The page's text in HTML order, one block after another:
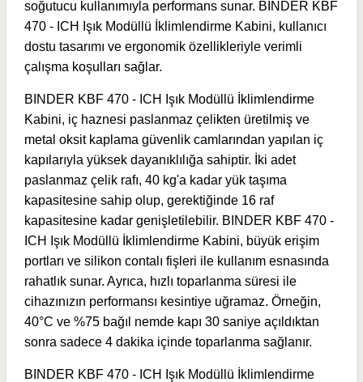
soğutucu kullanımıyla performans sunar. BINDER KBF
470 - ICH Işık Modüllü İklimlendirme Kabini, kullanıcı
dostu tasarımı ve ergonomik özellikleriyle verimli
çalışma koşulları sağlar.
BINDER KBF 470 - ICH Işık Modüllü İklimlendirme
Kabini, iç haznesi paslanmaz çelikten üretilmiş ve
metal oksit kaplama güvenlik camlarından yapılan iç
kapılarıyla yüksek dayanıklılığa sahiptir. İki adet
paslanmaz çelik rafı, 40 kg'a kadar yük taşıma
kapasitesine sahip olup, gerektiğinde 16 raf
kapasitesine kadar genişletilebilir. BINDER KBF 470 -
ICH Işık Modüllü İklimlendirme Kabini, büyük erişim
portları ve silikon contalı fişleri ile kullanım esnasında
rahatlık sunar. Ayrıca, hızlı toparlanma süresi ile
cihazınızın performansı kesintiye uğramaz. Örneğin,
40°C ve %75 bağıl nemde kapı 30 saniye açıldıktan
sonra sadece 4 dakika içinde toparlanma sağlanır.
BINDER KBF 470 - ICH Işık Modüllü İklimlendirme